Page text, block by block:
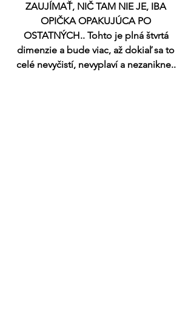
ZAUJÍMAŤ, NIČ TAM NIE JE, IBA
OPIČKA OPAKUJÚCA PO
OSTATNÝCH.. Tohto je plná štvrtá
dimenzie a bude viac, až dokiaľ sa to
celé nevyčistí, nevyplaví a nezanikne..